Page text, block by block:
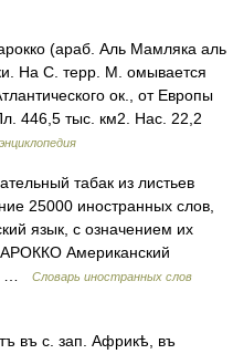
(араб. Аль Мамляка аль
Ha C. терр. M. омывается
ок., от Европы
446,5 тыс. км2. Hac. 22,2
табак из листьев
25000 иностранных слов,
язык, с означением их
Американский
…
Словарь иностранных слов
въ с. зап. Африкѣ, въ